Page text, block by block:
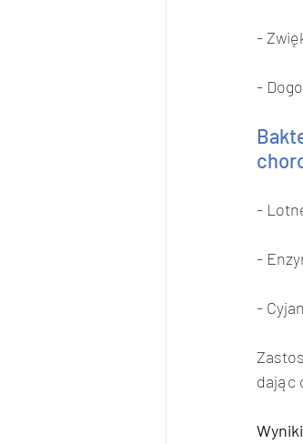
-
-
-
-
-
dając